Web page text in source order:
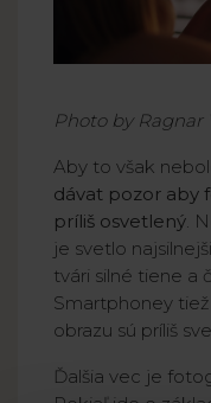
Photo by Ragnar
Aby to však
dávat pozor aby
príliš osvetlený.
je svetlo
tvári silné tiene a
Smartphoney
obrazu sú príliš
Ďalšia vec je